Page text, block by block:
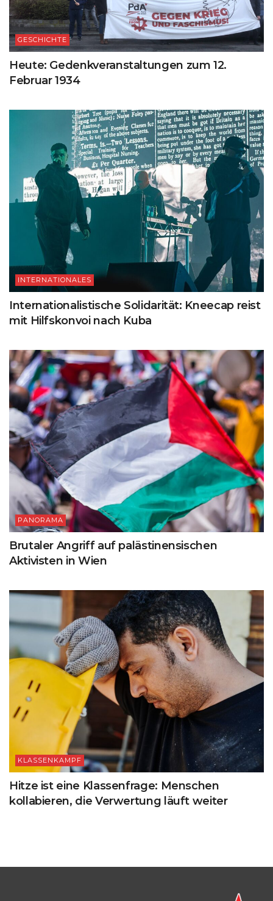
GESCHICHTE
Heute: Gedenkveranstaltungen zum 12.
Februar 1934
INTERNATIONALES
Internationalistische Solidarität: Kneecap reist
mit Hilfskonvoi nach Kuba
PANORAMA
Brutaler Angriff auf palästinensischen
Aktivisten in Wien
KLASSENKAMPF
Hitze ist eine Klassenfrage: Menschen
kollabieren, die Verwertung läuft weiter